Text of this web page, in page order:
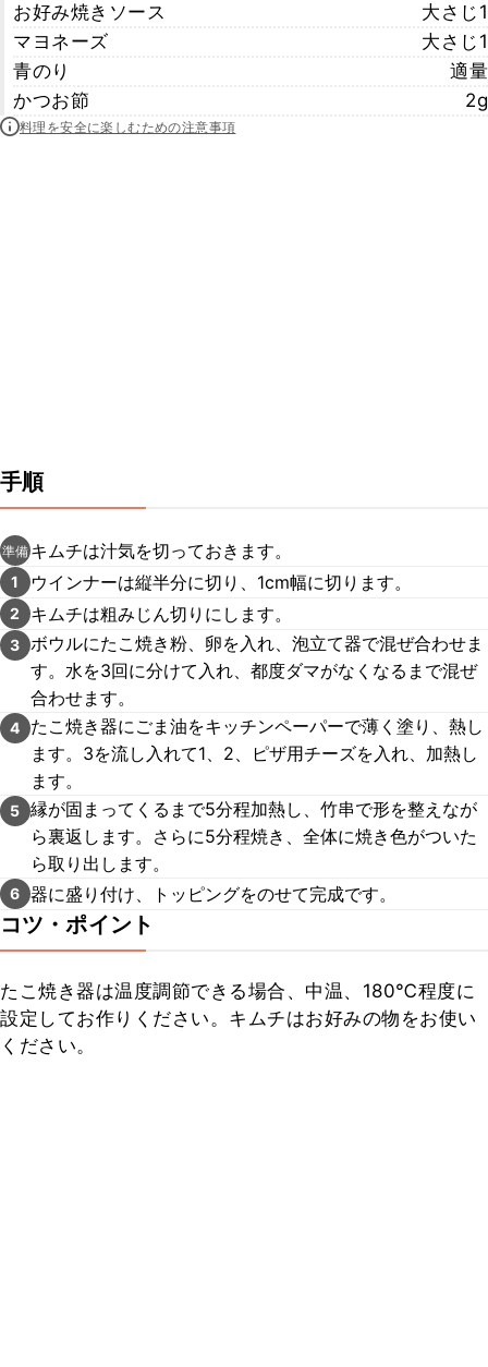
お好み焼きソース
大さじ1
マヨネーズ
大さじ1
青のり
適量
かつお節
2g
料理を安全に楽しむための注意事項
手順
準備 キムチは汁気を切っておきます。
1 ウインナーは縦半分に切り、1cm幅に切ります。
2 キムチは粗みじん切りにします。
3 ボウルにたこ焼き粉、卵を入れ、泡立て器で混ぜ合わせま
す。水を3回に分けて入れ、都度ダマがなくなるまで混ぜ
合わせます。
4
たこ焼き器にごま油をキッチンペーパーで薄く塗り、熱し
ます。3を流し入れて1、2、ピザ用チーズを入れ、加熱し
ます。
5 縁が固まってくるまで5分程加熱し、竹串で形を整えなが
ら裏返します。さらに5分程焼き、全体に焼き色がついた
ら取り出します。
6 器に盛り付け、トッピングをのせて完成です。
コツ・ポイント
たこ焼き器は温度調節できる場合、中温、180℃程度に
設定してお作りください。キムチはお好みの物をお使い
ください。